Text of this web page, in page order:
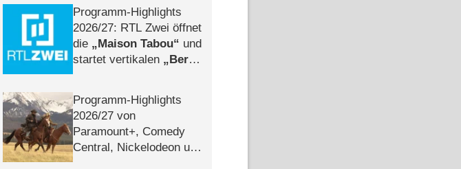
Programm-Highlights
2026/​27: RTL Zwei öffnet
die
Maison Tabou
und
startet vertikalen
Berlin
Programm-Highlights
2026/​27 von
Paramount+, Comedy
Central, Nickelodeon und